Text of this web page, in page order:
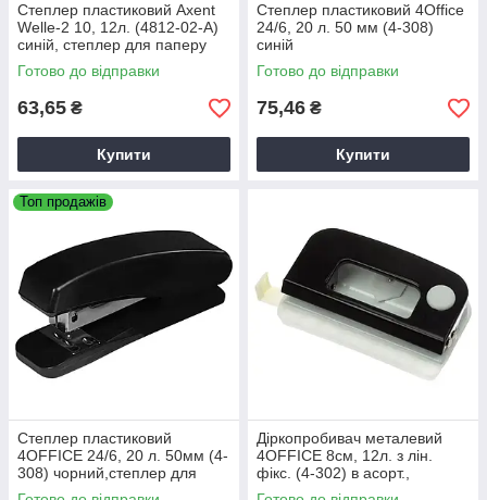
Степлер пластиковий Axent
Welle-2 10, 12л. (4812-02-A)
синій, степлер для паперу
Готово до відправки
63,65 ₴
Купити
Степлер пластиковий 4Office
24/6, 20 л. 50 мм (4-308)
синій
Готово до відправки
75,46 ₴
Купити
Топ продажів
Степлер пластиковий
4OFFICE 24/6, 20 л. 50мм (4-
308) чорний,степлер для
паперу
Діркопробивач металевий
4OFFICE 8см, 12л. з лін.
фікс. (4-302) в асорт.,
діркопробивач з лінійкою-